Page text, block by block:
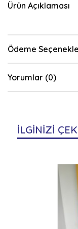
Ürün Açıklaması
Ödeme
Yorumlar (0)
İLGİNİZİ